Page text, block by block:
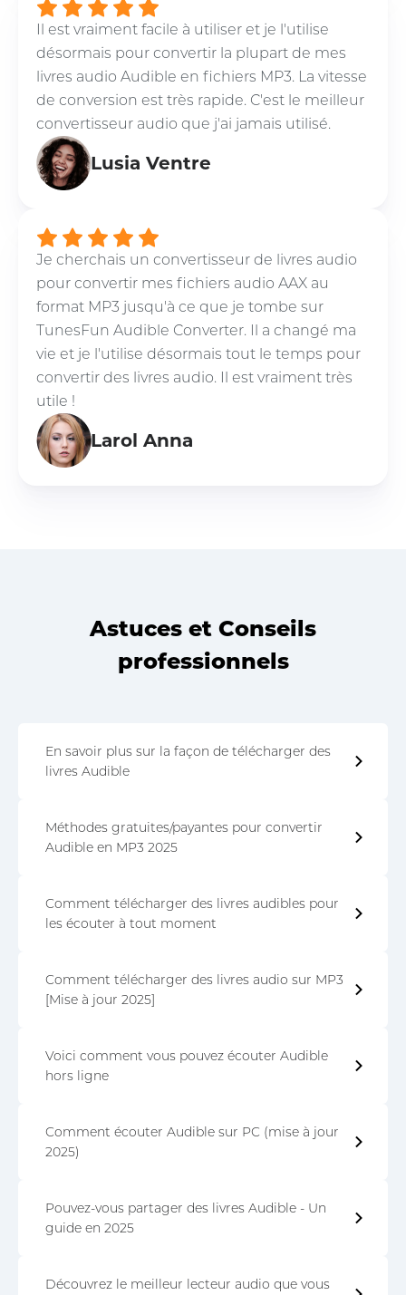
Il est vraiment facile à utiliser et je l'utilise
désormais pour convertir la plupart de mes
livres audio Audible en fichiers MP3. La vitesse
de conversion est très rapide. C'est le meilleur
convertisseur audio que j'ai jamais utilisé.
Lusia Ventre
Je cherchais un convertisseur de livres audio
pour convertir mes fichiers audio AAX au
format MP3 jusqu'à ce que je tombe sur
TunesFun Audible Converter. Il a changé ma
vie et je l'utilise désormais tout le temps pour
convertir des livres audio. Il est vraiment très
utile !
Larol Anna
Astuces et Conseils
professionnels
En savoir plus sur la façon de télécharger des
livres Audible
Méthodes gratuites/payantes pour convertir
Audible en MP3 2025
Comment télécharger des livres audibles pour
les écouter à tout moment
Comment télécharger des livres audio sur MP3
[Mise à jour 2025]
Voici comment vous pouvez écouter Audible
hors ligne
Comment écouter Audible sur PC (mise à jour
2025)
Pouvez-vous partager des livres Audible - Un
guide en 2025
Découvrez le meilleur lecteur audio que vous